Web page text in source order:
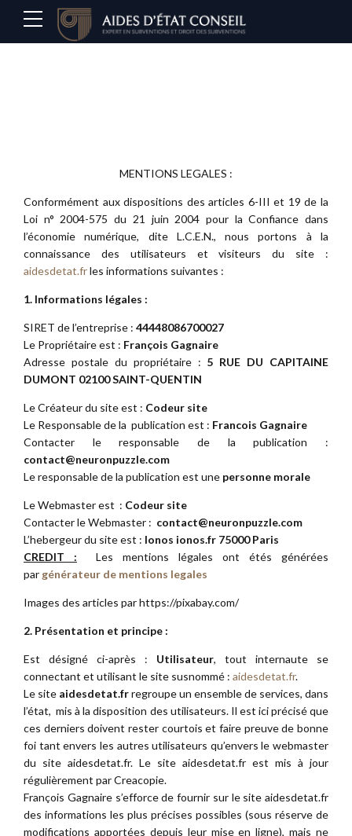
MENTIONS LEGALES :
Conformément aux dispositions des articles 6-III et 19 de la
Loi n° 2004-575 du 21 juin 2004 pour la Confiance dans
l’économie numérique, dite L.C.E.N., nous portons à la
connaissance des utilisateurs et visiteurs du site :
aidesdetat.frles informations suivantes :
1. Informations légales :
SIRET de l’entreprise : 44448086700027
Le Propriétaire est : François Gagnaire
Adresse postale du propriétaire : 5 RUE DU CAPITAINE
DUMONT 02100 SAINT-QUENTIN
Le Créateur du site est : Codeur site
Le Responsable de la publication est : Francois Gagnaire
Contacter le responsable de la publication :
contact@neuronpuzzle.com
Le responsable de la publication est une personne morale
Le Webmaster est : Codeur site
Contacter le Webmaster : contact@neuronpuzzle.com
L’hebergeur du site est : Ionos ionos.fr 75000 Paris
CREDIT :
Les mentions légales ont étés générées
par générateur de mentions legales
Images des articles par https://pixabay.com/
2. Présentation et principe :
Est désigné ci-après : Utilisateur, tout internaute se
connectant et utilisant le site susnommé : aidesdetat.fr.
Le site aidesdetat.frregroupe un ensemble de services, dans
l’état, mis à la disposition des utilisateurs. Il est ici précisé que
ces derniers doivent rester courtois et faire preuve de bonne
foi tant envers les autres utilisateurs qu’envers le webmaster
du site aidesdetat.fr. Le site aidesdetat.fr est mis à jour
régulièrement par Creacopie.
François Gagnaire s’efforce de fournir sur le site aidesdetat.fr
des informations les plus précises possibles (sous réserve de
modifications apportées depuis leur mise en ligne), mais ne